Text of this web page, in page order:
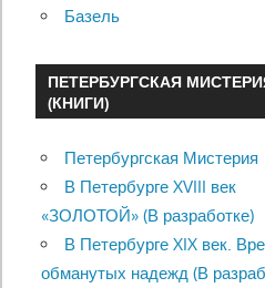
Базель
ПЕТЕРБУРГСКАЯ
(КНИГИ)
Петербургская Мистерия
В Петербурге XVIII век
«ЗОЛОТОЙ» (В разработке)
В Петербурге XIX век.
обманутых надежд (В